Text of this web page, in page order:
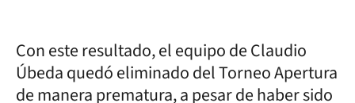
Con este resultado, el equipo de Claudio
Úbeda quedó eliminado del Torneo Apertura
de manera prematura, a pesar de haber sido